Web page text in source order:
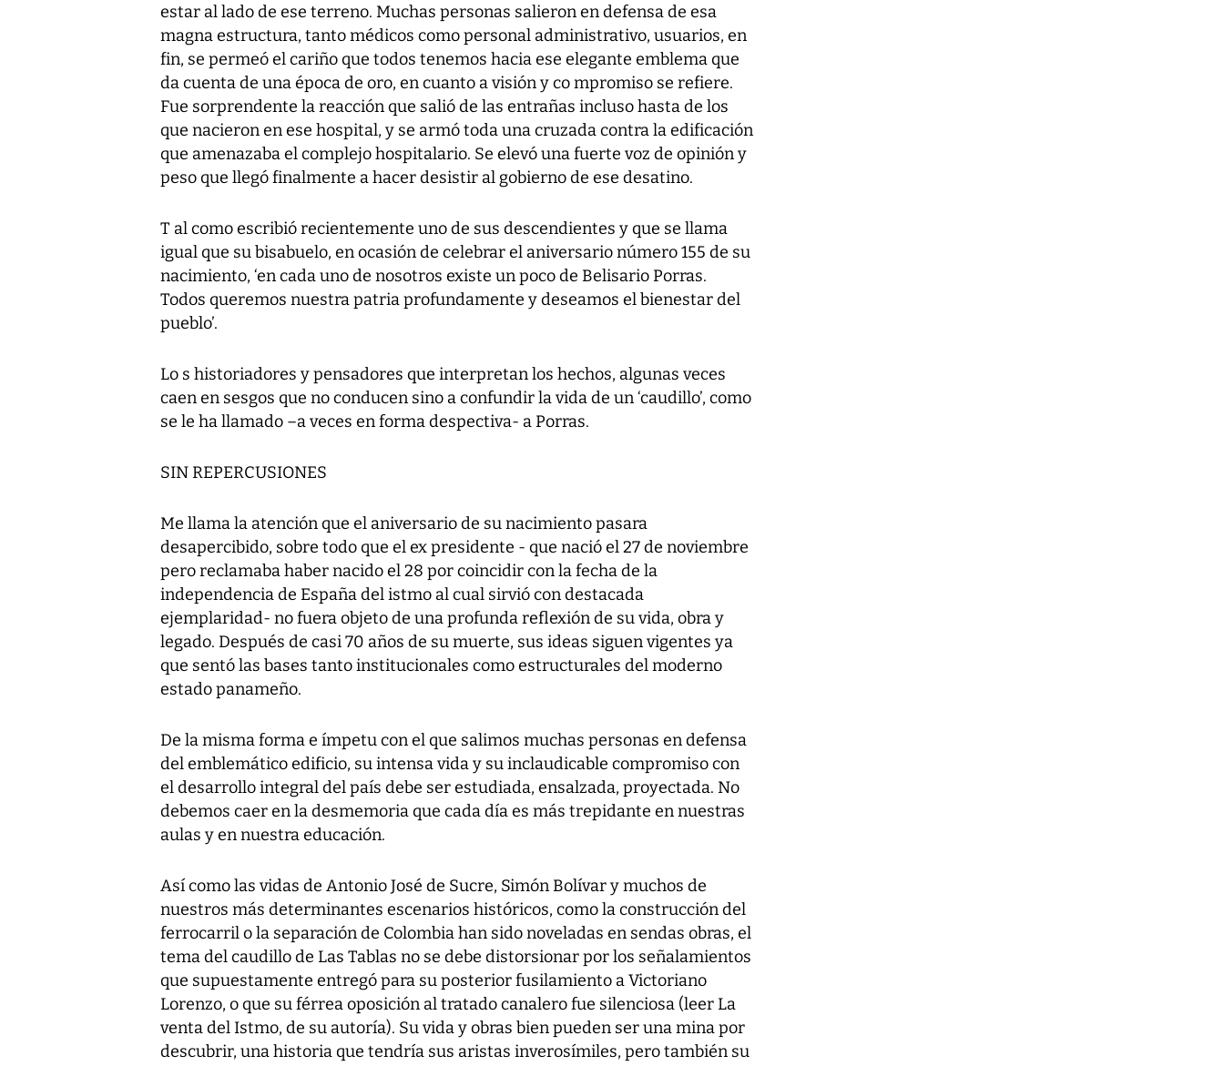
estar al lado de ese terreno. Muchas personas salieron en defensa de esa
magna estructura, tanto médicos como personal administrativo, usuarios, en
fin, se permeó el cariño que todos tenemos hacia ese elegante emblema que
da cuenta de una época de oro, en cuanto a visión y co mpromiso se refiere.
Fue sorprendente la reacción que salió de las entrañas incluso hasta de los
que nacieron en ese hospital, y se armó toda una cruzada contra la edificación
que amenazaba el complejo hospitalario. Se elevó una fuerte voz de opinión y
peso que llegó finalmente a hacer desistir al gobierno de ese desatino.
T al como escribió recientemente uno de sus descendientes y que se llama
igual que su bisabuelo, en ocasión de celebrar el aniversario número 155 de su
nacimiento, ‘en cada uno de nosotros existe un poco de Belisario Porras.
Todos queremos nuestra patria profundamente y deseamos el bienestar del
pueblo’.
Lo s historiadores y pensadores que interpretan los hechos, algunas veces
caen en sesgos que no conducen sino a confundir la vida de un ‘caudillo’, como
se le ha llamado –a veces en forma despectiva- a Porras.
SIN REPERCUSIONES
Me llama la atención que el aniversario de su nacimiento pasara
desapercibido, sobre todo que el ex presidente - que nació el 27 de noviembre
pero reclamaba haber nacido el 28 por coincidir con la fecha de la
independencia de España del istmo al cual sirvió con destacada
ejemplaridad- no fuera objeto de una profunda reflexión de su vida, obra y
legado. Después de casi 70 años de su muerte, sus ideas siguen vigentes ya
que sentó las bases tanto institucionales como estructurales del moderno
estado panameño.
De la misma forma e ímpetu con el que salimos muchas personas en defensa
del emblemático edificio, su intensa vida y su inclaudicable compromiso con
el desarrollo integral del país debe ser estudiada, ensalzada, proyectada. No
debemos caer en la desmemoria que cada día es más trepidante en nuestras
aulas y en nuestra educación.
Así como las vidas de Antonio José de Sucre, Simón Bolívar y muchos de
nuestros más determinantes escenarios históricos, como la construcción del
ferrocarril o la separación de Colombia han sido noveladas en sendas obras, el
tema del caudillo de Las Tablas no se debe distorsionar por los señalamientos
que supuestamente entregó para su posterior fusilamiento a Victoriano
Lorenzo, o que su férrea oposición al tratado canalero fue silenciosa (leer La
venta del Istmo, de su autoría). Su vida y obras bien pueden ser una mina por
descubrir, una historia que tendría sus aristas inverosímiles, pero también su